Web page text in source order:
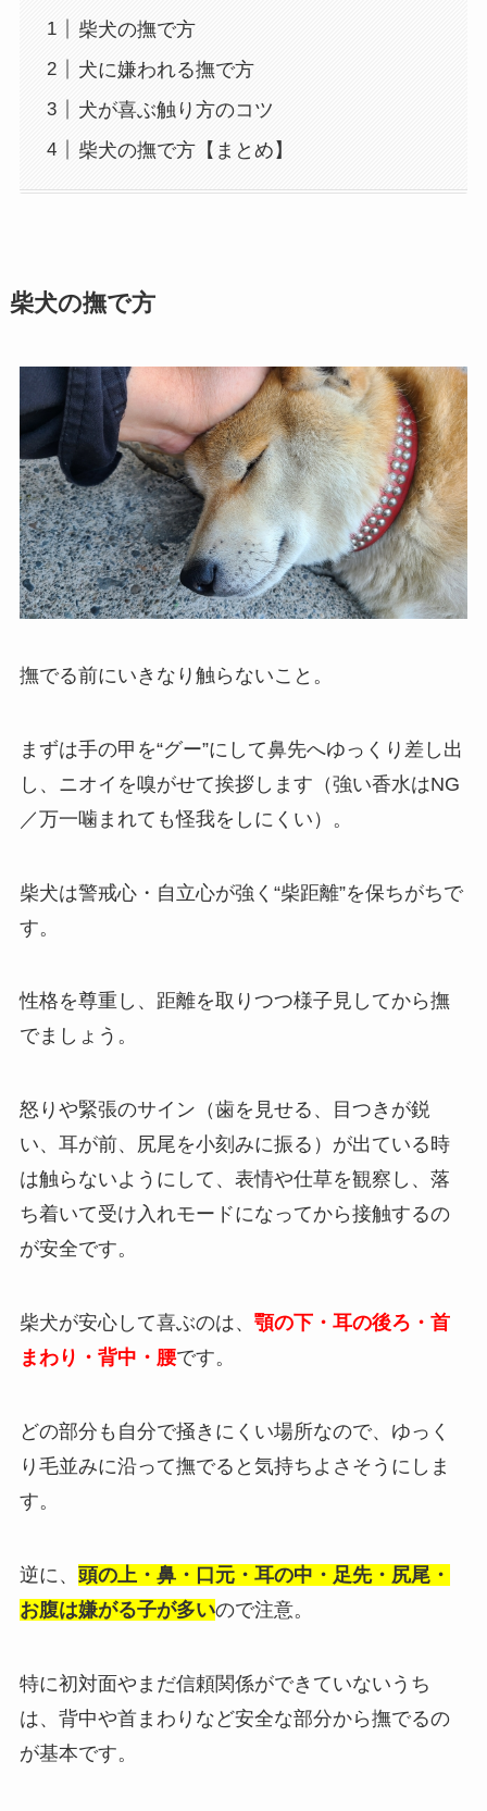
柴犬の撫で方
犬に嫌われる撫で方
犬が喜ぶ触り方のコツ
柴犬の撫で方【まとめ】
柴犬の撫で方
撫でる前にいきなり触らないこと。
まずは手の甲を“グー”にして鼻先へゆっくり差し出
し、ニオイを嗅がせて挨拶します（強い香水はNG
／万一噛まれても怪我をしにくい）。
柴犬は警戒心・自立心が強く“柴距離”を保ちがちで
す。
性格を尊重し、距離を取りつつ様子見してから撫
でましょう。
怒りや緊張のサイン（歯を見せる、目つきが鋭
い、耳が前、尻尾を小刻みに振る）が出ている時
は触らないようにして、表情や仕草を観察し、落
ち着いて受け入れモードになってから接触するの
が安全です。
柴犬が安心して喜ぶのは、 顎の下・耳の後ろ・首
まわり・背中・腰です。
どの部分も自分で掻きにくい場所なので、ゆっく
り毛並みに沿って撫でると気持ちよさそうにしま
す。
逆に、 頭の上・鼻・口元・耳の中・足先・尻尾・
お腹は嫌がる子が多いので注意。
特に初対面やまだ信頼関係ができていないうち
は、背中や首まわりなど安全な部分から撫でるの
が基本です。